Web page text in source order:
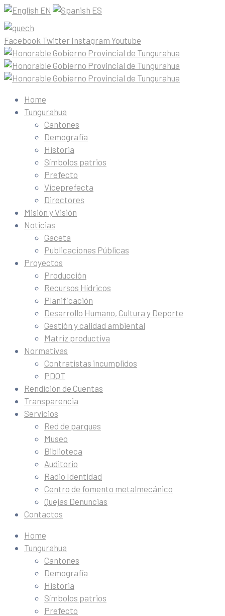
EN ES
Facebook Twitter Instagram Youtube
Home
Tungurahua
Cantones
Demografía
Historia
Símbolos patrios
Prefecto
Viceprefecta
Directores
Misión y Visión
Noticias
Gaceta
Publicaciones Públicas
Proyectos
Producción
Recursos Hídricos
Planificación
Desarrollo Humano, Cultura y Deporte
Gestión y calidad ambiental
Matriz productiva
Normativas
Contratistas incumplidos
PDOT
Rendición de Cuentas
Transparencia
Servicios
Red de parques
Museo
Biblioteca
Auditorio
Radio Identidad
Centro de fomento metalmecánico
Quejas Denuncias
Contactos
Home
Tungurahua
Cantones
Demografía
Historia
Símbolos patrios
Prefecto